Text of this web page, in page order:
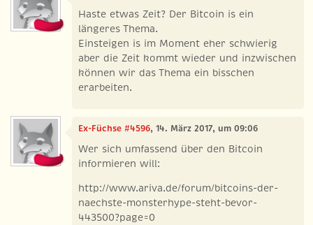
Haste etwas Zeit? Der Bitcoin is ein
längeres Thema.
Einsteigen is im Moment eher schwierig
aber die Zeit kommt wieder und inzwischen
können wir das Thema ein bisschen
erarbeiten.
Ex-Füchse #4596, 14. März 2017, um 09:06
Wer sich umfassend über den Bitcoin
informieren will:
http://www.ariva.de/forum/bitcoins-der-
naechste-monsterhype-steht-bevor-
443500?page=0